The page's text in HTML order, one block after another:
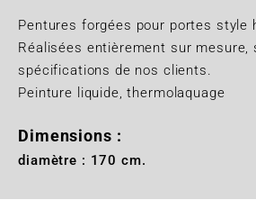
Pentures forgées pour portes style
Réalisées entièrement sur mesure,
spécifications de nos clients.
Peinture liquide, thermolaquage
Dimensions :
diamètre : 170 cm.